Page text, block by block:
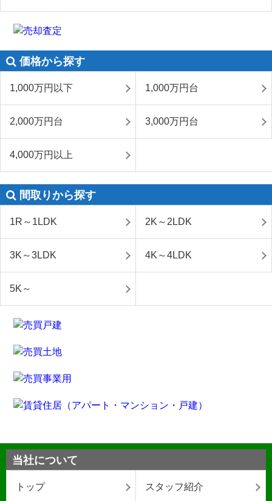
価格から探す
1,000万円以下 1,000万円台
2,000万円台 3,000万円台
4,000万円以上
間取りから探す
1R～1LDK 2K～2LDK
3K～3LDK 4K～4LDK
5K～
当社について
トップ スタッフ紹介